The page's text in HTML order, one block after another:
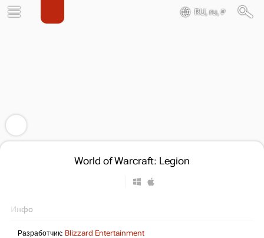
RU, ru, ₽
World of Warcraft: Legion
Инфо
Разработчик: Blizzard Entertainment